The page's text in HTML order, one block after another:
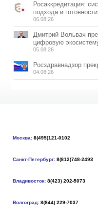
Росаккредитация:
подхода и
06.08.26
Дмитрий Вольвач
цифровую
05.08.26
Росздравнадзор
04.08.26
Москва: 8(495)121-0102
Санкт-Петербург: 8(812)748-2493
Владивосток: 8(423) 202-5073
Волгоград: 8(844) 229-7037